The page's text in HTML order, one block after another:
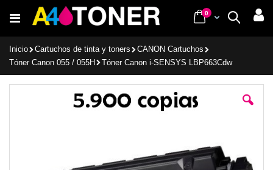
al
Buscar
Cart
0items
Inicio Cartuchos de tinta y toners
CANON Cartuchos
Tóner Canon 055 / 055H
Tóner Canon i-SENSYS LBP663Cdw